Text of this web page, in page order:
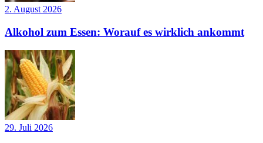
2. August 2026
Alkohol zum Essen: Worauf es wirklich ankommt
29. Juli 2026